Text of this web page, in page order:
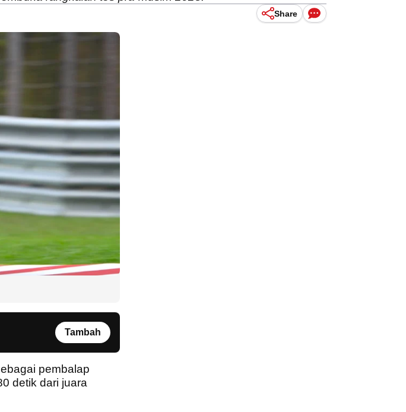
Share
Tambah
pembalap
detik dari juara